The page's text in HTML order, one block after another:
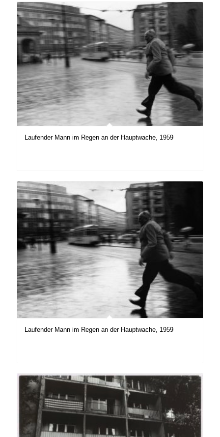
Laufender Mann im Regen an der Hauptwache, 1959
Laufender Mann im Regen an der Hauptwache, 1959